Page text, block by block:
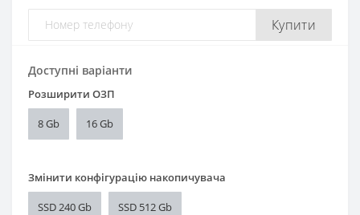
Купити
Доступні варіанти
Розширити ОЗП
8 Gb 16 Gb
Змінити конфігурацію накопичувача
SSD 240 Gb SSD 512 Gb